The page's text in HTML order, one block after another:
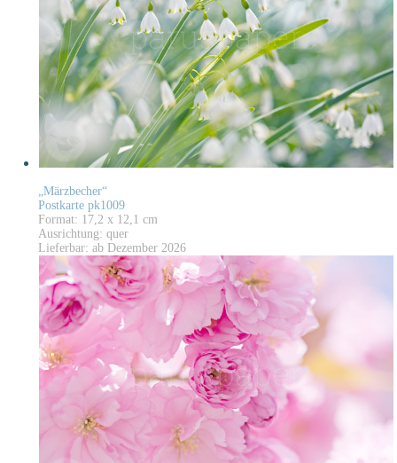
„Märzbecher“
Postkarte pk1009
Format: 17,2 x 12,1 cm
Ausrichtung: quer
Lieferbar: ab Dezember 2026